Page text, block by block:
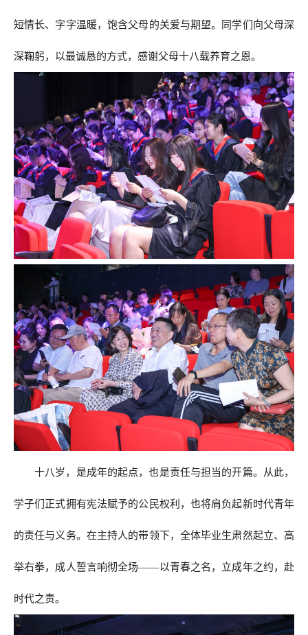
短情长、字字温暖，饱含父母的关爱与期望。同学们向父母深
深鞠躬，以最诚恳的方式，感谢父母十八载养育之恩。
十八岁，是成年的起点，也是责任与担当的开篇。从此，
学子们正式拥有宪法赋予的公民权利，也将肩负起新时代青年
的责任与义务。在主持人的带领下，全体毕业生肃然起立、高
举右拳，成人誓言响彻全场——以青春之名，立成年之约，赴
时代之责。